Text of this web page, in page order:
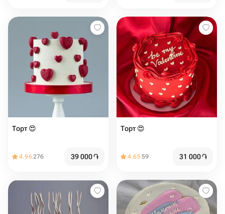
Торт ️😍️
4.96276 39 000֏
Торт ️️️️️😍️
4.6559 31 000֏